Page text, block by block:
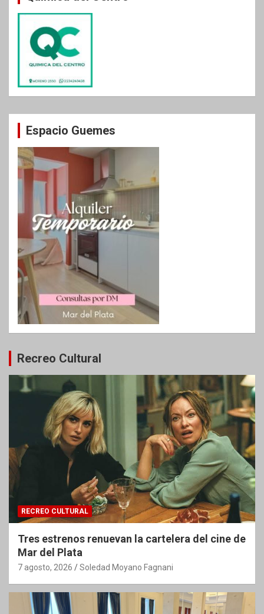
Espacio Guemes
Recreo Cultural
RECREO CULTURAL
Tres estrenos renuevan la cartelera del cine de
Mar del Plata
7 agosto, 2026 Soledad Moyano Fagnani